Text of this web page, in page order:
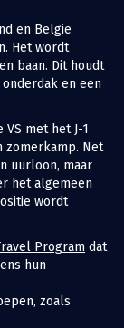
en België
Het wordt
baan. Dit houdt
en een
met het J-1
zomerkamp. Net
uurloon, maar
het algemeen
wordt
Program dat
hun
zoals